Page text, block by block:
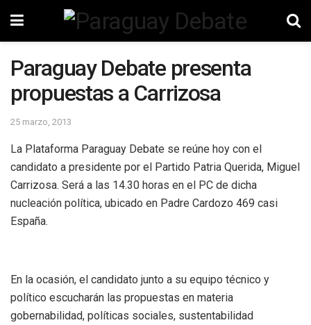
Paraguay Debate presenta
propuestas a Carrizosa
25 marzo, 2013
La Plataforma Paraguay Debate se reúne hoy con el
candidato a presidente por el Partido Patria Querida, Miguel
Carrizosa. Será a las 14.30 horas en el PC de dicha
nucleación política, ubicado en Padre Cardozo 469 casi
España.
En la ocasión, el candidato junto a su equipo técnico y
político escucharán las propuestas en materia
gobernabilidad, políticas sociales, sustentabilidad